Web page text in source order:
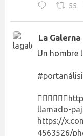
55
La Galerna
Un hombre
👉🏻👉🏻👉🏻
llamado-
https://
4563526/